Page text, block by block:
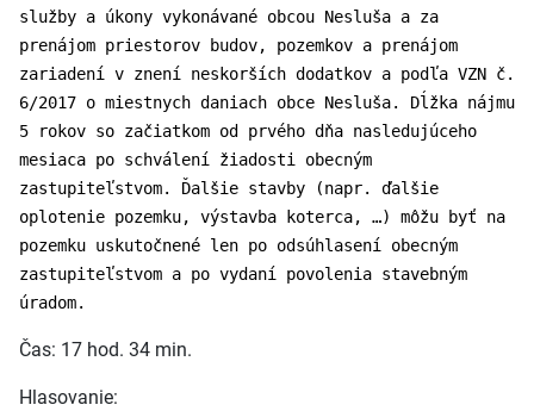
služby a úkony vykonávané obcou Nesluša a za
prenájom priestorov budov, pozemkov a prenájom
zariadení v znení neskorších dodatkov a podľa VZN č.
6/2017 o miestnych daniach obce Nesluša. Dĺžka nájmu
5 rokov so začiatkom od prvého dňa nasledujúceho
mesiaca po schválení žiadosti obecným
zastupiteľstvom. Ďalšie stavby (napr. ďalšie
oplotenie pozemku, výstavba koterca, …) môžu byť na
pozemku uskutočnené len po odsúhlasení obecným
zastupiteľstvom a po vydaní povolenia stavebným
úradom.
Čas: 17 hod. 34 min.
Hlasovanie: